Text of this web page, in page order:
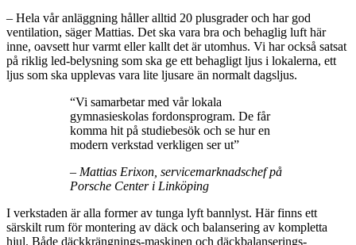
– Hela vår anläggning håller alltid 20 plusgrader och har god
ventilation, säger Mattias. Det ska vara bra och behaglig luft här
inne, oavsett hur varmt eller kallt det är utomhus. Vi har också satsat
på riklig led-belysning som ska ge ett behagligt ljus i lokalerna, ett
ljus som ska upplevas vara lite ljusare än normalt dagsljus.
“Vi samarbetar med vår lokala
gymnasieskolas fordonsprogram. De får
komma hit på studiebesök och se hur en
modern verkstad verkligen ser ut”
– Mattias Erixon, servicemarknadschef på
Porsche Center i Linköping
I verkstaden är alla former av tunga lyft bannlyst. Här finns ett
särskilt rum för montering av däck och balansering av kompletta
hjul. Både däckkrängnings-maskinen och däckbalanserings-